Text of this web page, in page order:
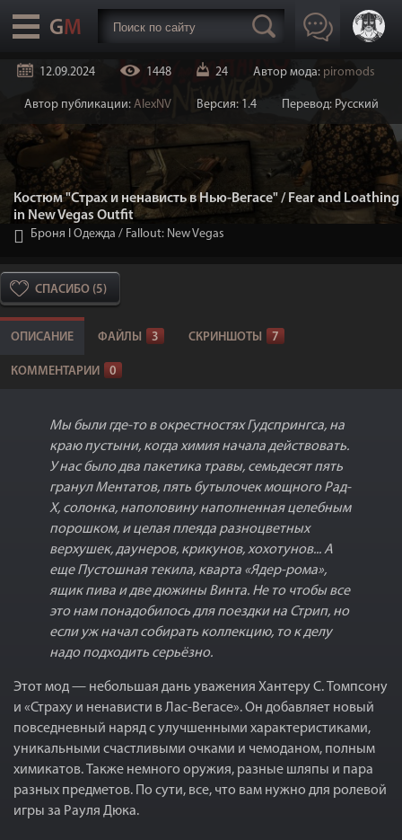
12.09.2024 1448 24 Автор мода: piromods
Автор публикации: AlexNV Версия: 1.4 Перевод: Русский
Костюм "Страх и ненависть в Нью-Вегасе" / Fear and Loathing
in New Vegas Outfit
Броня I Одежда / Fallout: New Vegas
СПАСИБО (5)
ОПИСАНИЕ ФАЙЛЫ 3 СКРИНШОТЫ 7
КОММЕНТАРИИ 0
Мы были где-то в окрестностях Гудспрингса, на
краю пустыни, когда химия начала действовать.
У нас было два пакетика травы, семьдесят пять
гранул Ментатов, пять бутылочек мощного Рад-
Х, солонка, наполовину наполненная целебным
порошком, и целая плеяда разноцветных
верхушек, даунеров, крикунов, хохотунов... А
еще Пустошная текила, кварта «Ядер-рома»,
ящик пива и две дюжины Винта. Не то чтобы все
это нам понадобилось для поездки на Стрип, но
если уж начал собирать коллекцию, то к делу
надо подходить серьёзно.
Этот мод — небольшая дань уважения Хантеру С. Томпсону
и «Страху и ненависти в Лас-Вегасе». Он добавляет новый
повседневный наряд с улучшенными характеристиками,
уникальными счастливыми очками и чемоданом, полным
химикатов. Также немного оружия, разные шляпы и пара
разных предметов. По сути, все, что вам нужно для ролевой
игры за Рауля Дюка.